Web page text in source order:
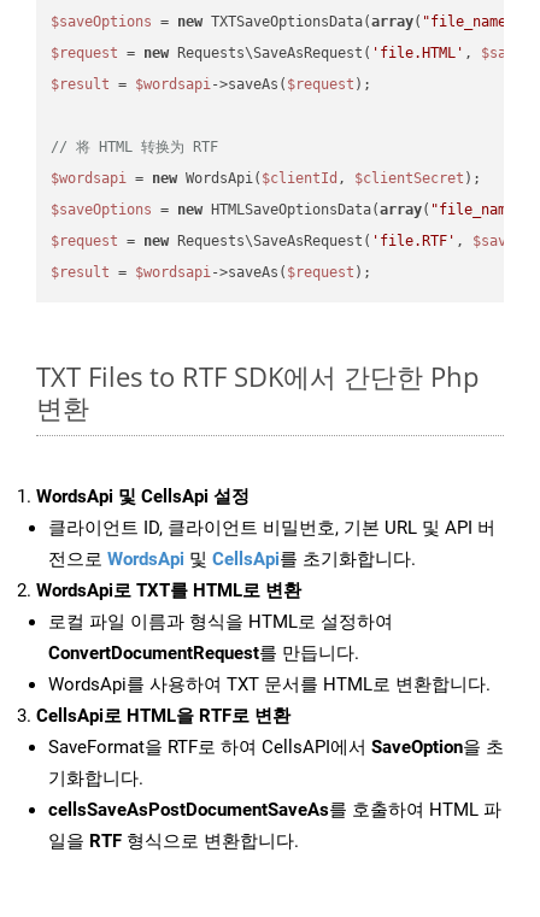
$saveOptions = new TXTSaveOptionsData(array( "file_name"
$request = new Requests\SaveAsRequest( 'file.HTML' ,
$result = $wordsapi->saveAs( $request );
// 将 HTML 转换为 RTF
$wordsapi = new WordsApi( $clientId , $clientSecret
$saveOptions = new HTMLSaveOptionsData(array( "file_name"
$request = new Requests\SaveAsRequest( 'file.RTF' ,
$result = $wordsapi->saveAs( $request
TXT Files to RTF SDK에서 간단한 Php
변환
WordsApi 및 CellsApi 설정
클라이언트 ID, 클라이언트 비밀번호, 기본 URL 및 API 버
전으로 WordsApi 및 CellsApi를 초기화합니다.
WordsApi로 TXT를 HTML로 변환
로컬 파일 이름과 형식을 HTML로 설정하여
ConvertDocumentRequest를 만듭니다.
WordsApi를 사용하여 TXT 문서를 HTML로 변환합니다.
CellsApi로 HTML을 RTF로 변환
SaveFormat을 RTF로 하여 CellsAPI에서 SaveOption을 초
기화합니다.
cellsSaveAsPostDocumentSaveAs를 호출하여 HTML 파
일을 RTF 형식으로 변환합니다.